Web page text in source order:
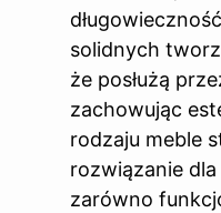
solidnych
że posłużą
zachowując
rodzaju meble
rozwiązanie
zarówno